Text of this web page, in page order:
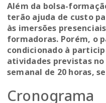
Além da bolsa-
terão ajuda de custo
às imersões
formadoras. Porém, o
condicionado à
atividades previstas
semanal de 20 horas,
Cronograma